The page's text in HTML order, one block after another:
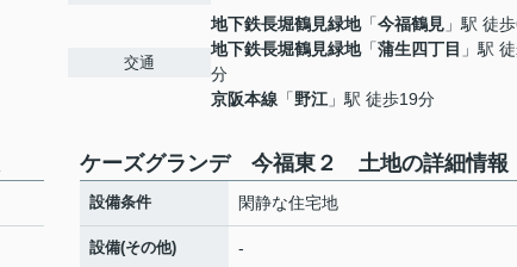
交通
地下鉄長堀鶴見緑地「今福鶴見 」駅 徒
地下鉄長堀鶴見緑地「蒲生四丁目 」駅
分
京阪本線 「野江 」駅 徒歩19分
ケーズグランデ 今福東２ 土地の詳細情報
設備条件 閑静な住宅地
設備(その他) -